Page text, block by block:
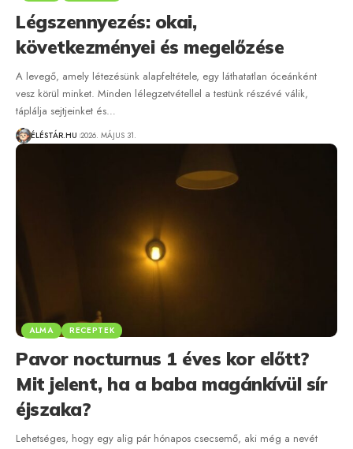
Légszennyezés: okai,
következményei és megelőzése
A levegő, amely létezésünk alapfeltétele, egy láthatatlan óceánként
vesz körül minket. Minden lélegzetvétellel a testünk részévé válik,
táplálja sejtjeinket és…
ÉLÉSTÁR.HU 2026. MÁJUS 31.
ALMA RECEPTEK
Pavor nocturnus 1 éves kor előtt?
Mit jelent, ha a baba magánkívül sír
éjszaka?
Lehetséges, hogy egy alig pár hónapos csecsemő, aki még a nevét